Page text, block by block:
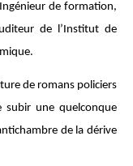
de formation,
de l’Institut de
de romans policiers
une quelconque
de la dérive